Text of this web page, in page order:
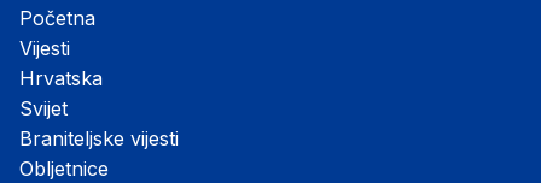
Početna
Vijesti
Hrvatska
Svijet
Braniteljske vijesti
Obljetnice